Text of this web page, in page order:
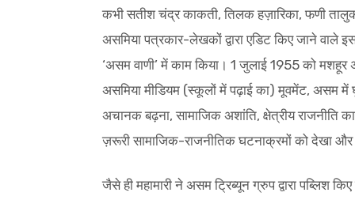
कभी सतीश चंद्र काकती, तिलक हज़ारिका, फणी
असमिया पत्रकार-लेखकों द्वारा एडिट किए जाने
‘असम वाणी’ में काम किया। 1 जुलाई 1955 को मशहूर
असमिया मीडियम (स्कूलों में पढ़ाई का) मूवमेंट, असम
अचानक बढ़ना, सामाजिक अशांति, क्षेत्रीय राजनीति
ज़रूरी सामाजिक-राजनीतिक घटनाक्रमों को देखा और
जैसे ही महामारी ने असम ट्रिब्यून ग्रुप द्वारा पब्लिश